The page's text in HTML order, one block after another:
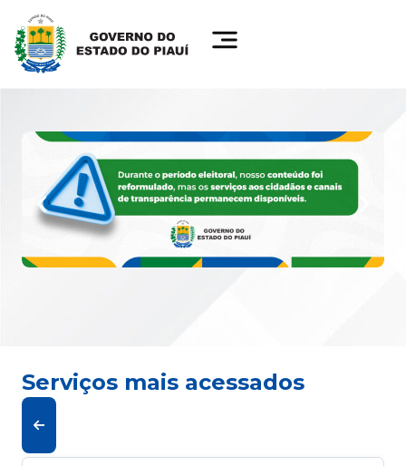
Serviços mais acessados